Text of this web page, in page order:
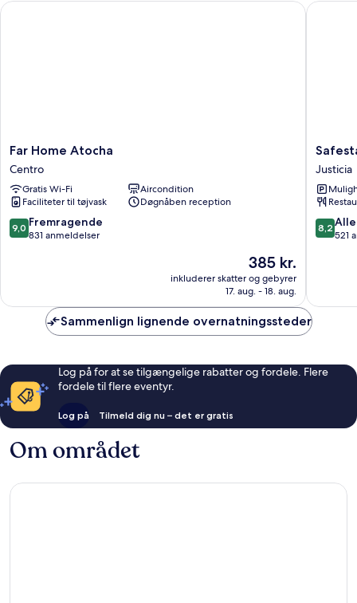
Far
Home
Atocha
Centro
Far Home Atocha
Centro
Gratis Wi-Fi
Aircondition
Faciliteter til tøjvask
Døgnåben reception
9.0
ud
anmeldelser
9,0 Fremragende
831 anmeldelser
Prisen
385 kr.
385 kr.
inkluderer skatter og gebyrer
17. aug. - 18. aug.
Far Home Atocha
Safestay
Madrid
Central
Justicia
Justicia
8.2
ud
8,2
521
Sammenlign lignende overnatningssteder
Log på for at se tilgængelige rabatter og fordele. Flere
fordele til flere eventyr.
Log på Tilmeld dig nu – det er gratis
Om området